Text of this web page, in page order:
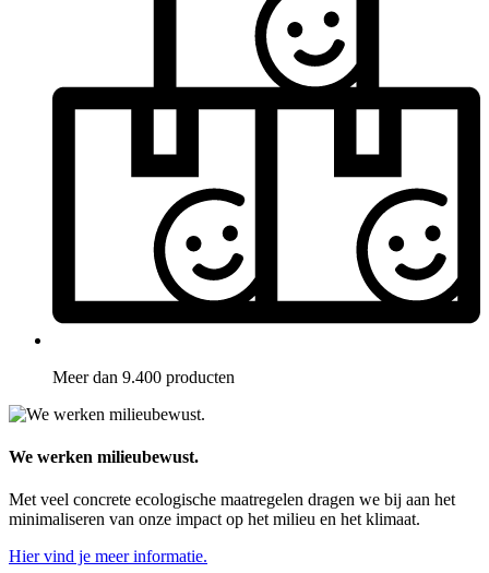
Meer dan 9.400 producten
We werken milieubewust.
Met veel concrete ecologische maatregelen dragen we bij aan het
minimaliseren van onze impact op het milieu en het klimaat.
Hier vind je meer informatie.